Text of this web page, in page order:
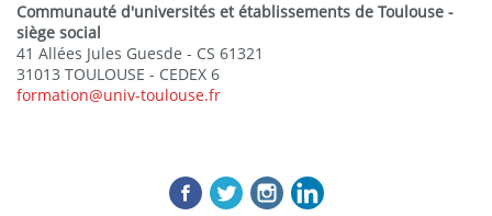
Communauté d'universités et établissements de Toulouse -
siège social
41 Allées Jules Guesde - CS 61321
31013 TOULOUSE - CEDEX 6
formation@univ-toulouse.fr